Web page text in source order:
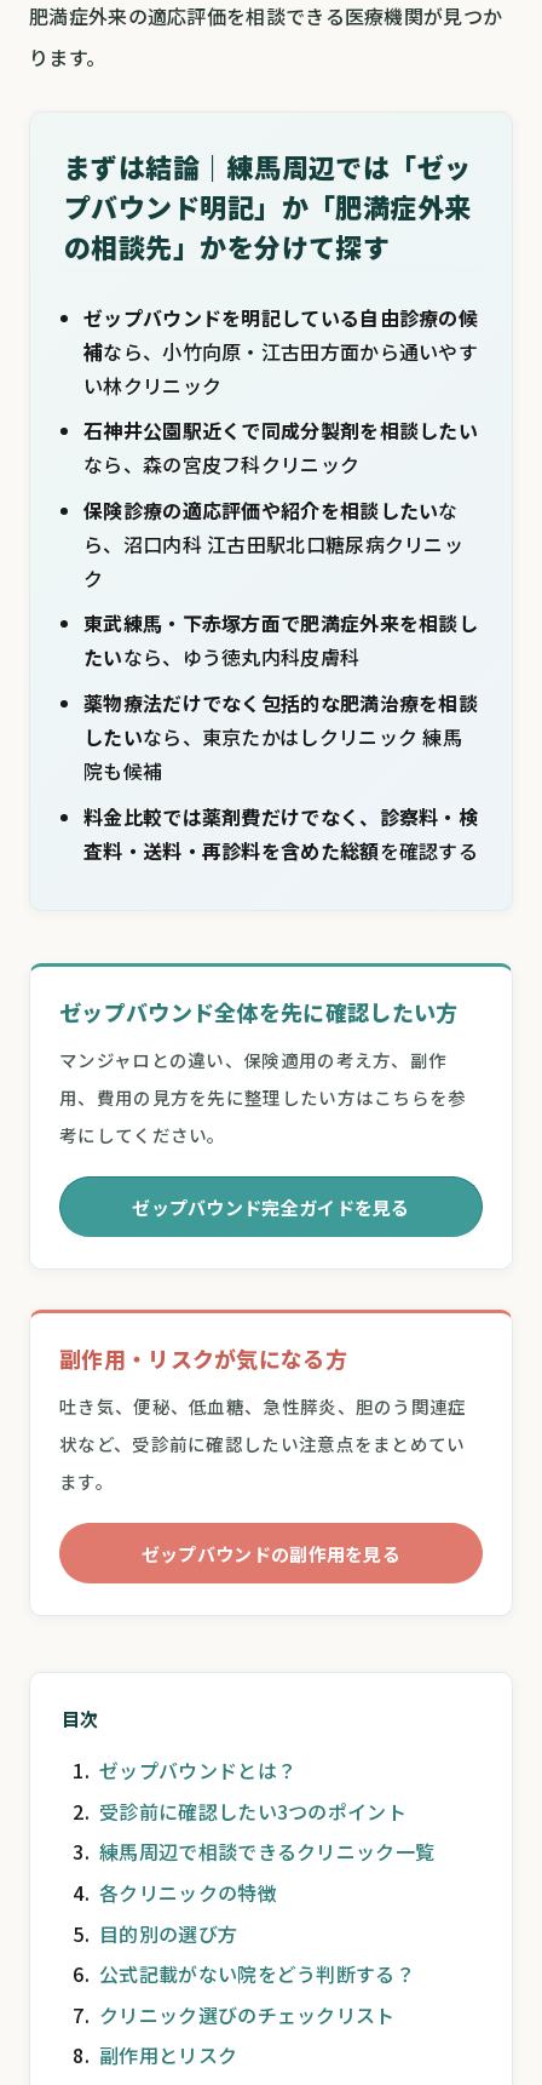
肥満症外来の適応評価を相談できる医療機関が見つか
ります。
まずは結論｜練馬周辺では「ゼッ
プバウンド明記」か「肥満症外来
の相談先」かを分けて探す
ゼップバウンドを明記している自由診療の候
補なら、小竹向原・江古田方面から通いやす
い林クリニック
石神井公園駅近くで同成分製剤を相談したい
なら、森の宮皮フ科クリニック
保険診療の適応評価や紹介を相談したいな
ら、沼口内科 江古田駅北口糖尿病クリニッ
ク
東武練馬・下赤塚方面で肥満症外来を相談し
たいなら、ゆう徳丸内科皮膚科
薬物療法だけでなく包括的な肥満治療を相談
したいなら、東京たかはしクリニック 練馬
院も候補
料金比較では薬剤費だけでなく、診察料・検
査料・送料・再診料を含めた総額を確認する
ゼップバウンド全体を先に確認したい方
マンジャロとの違い、保険適用の考え方、副作
用、費用の見方を先に整理したい方はこちらを参
考にしてください。
ゼップバウンド完全ガイドを見る
副作用・リスクが気になる方
吐き気、便秘、低血糖、急性膵炎、胆のう関連症
状など、受診前に確認したい注意点をまとめてい
ます。
ゼップバウンドの副作用を見る
目次
ゼップバウンドとは？
受診前に確認したい3つのポイント
練馬周辺で相談できるクリニック一覧
各クリニックの特徴
目的別の選び方
公式記載がない院をどう判断する？
クリニック選びのチェックリスト
副作用とリスク